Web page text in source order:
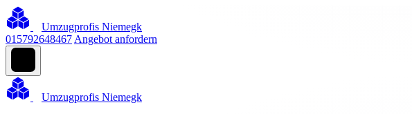
Umzugprofis Niemegk
015792648467 Angebot anfordern
Umzugprofis Niemegk